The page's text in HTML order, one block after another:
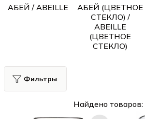
АБЕЙ / ABEILLE
АБЕЙ (ЦВЕТНОЕ
СТЕКЛО) /
ABEILLE
(ЦВЕТНОЕ
СТЕКЛО)
Фильтры
Найдено товаров: